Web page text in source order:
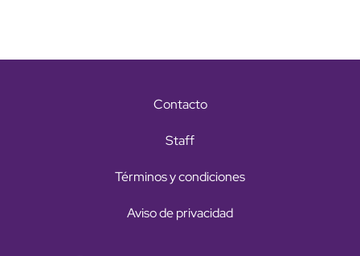
Contacto
Staff
Términos y condiciones
Aviso de privacidad